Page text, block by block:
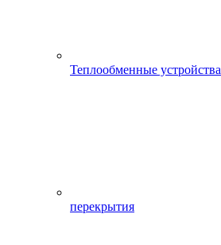
Теплообменные устройства
перекрытия